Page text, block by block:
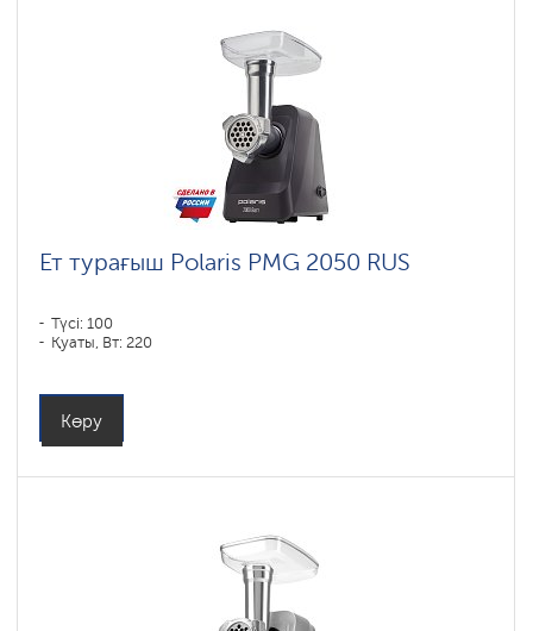
Ет турағыш Polaris PMG 2050 RUS
Түсі: 100
Қуаты, Вт: 220
Көру